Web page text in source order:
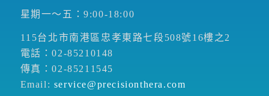
星期一～五：9:00-18:00
115台北市南港區忠孝東路七段508號16樓之2
電話：02-85210148
傳真：02-85211545
Email: service@precisionthera.com